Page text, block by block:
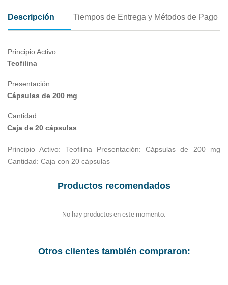
Descripción Tiempos de Entrega y Métodos de Pago
Principio Activo
Teofilina
Presentación
Cápsulas de 200 mg
Cantidad
Caja de 20 cápsulas
Principio Activo: Teofilina Presentación: Cápsulas de 200 mg
Cantidad: Caja con 20 cápsulas
Productos recomendados
No hay productos en este momento.
Otros clientes también compraron: